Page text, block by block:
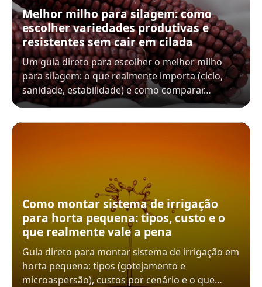
Melhor milho para silagem: como
escolher variedades produtivas e
resistentes sem cair em cilada
Um guia direto para escolher o melhor milho
para silagem: o que realmente importa (ciclo,
sanidade, estabilidade) e como comparar…
Como montar sistema de irrigação
para horta pequena: tipos, custo e o
que realmente vale a pena
Guia direto para montar sistema de irrigação em
horta pequena: tipos (gotejamento e
microaspersão), custos por cenário e o que…